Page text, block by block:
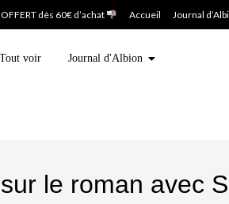
dès 60€ d’achat Accueil Journal
Tout voir Journal d'Albion
le roman avec